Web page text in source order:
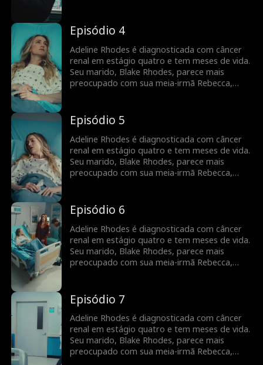
interesseira calculista, e ela acha que ele
nunca a amou. Tudo muda quando Blake
descobre que Adeline está morrendo, mas
pode ser tarde demais para ele dizer que
sempre foi ela quem ele amou.
Episódio 4
Adeline Rhodes é diagnosticada com câncer
renal em estágio quatro e tem meses de vida.
Seu marido, Blake Rhodes, parece mais
preocupado com sua meia-irmã Rebecca,
interesseira calculista, e ela acha que ele
nunca a amou. Tudo muda quando Blake
descobre que Adeline está morrendo, mas
pode ser tarde demais para ele dizer que
sempre foi ela quem ele amou.
Episódio 5
Adeline Rhodes é diagnosticada com câncer
renal em estágio quatro e tem meses de vida.
Seu marido, Blake Rhodes, parece mais
preocupado com sua meia-irmã Rebecca,
interesseira calculista, e ela acha que ele
nunca a amou. Tudo muda quando Blake
descobre que Adeline está morrendo, mas
pode ser tarde demais para ele dizer que
sempre foi ela quem ele amou.
Episódio 6
Adeline Rhodes é diagnosticada com câncer
renal em estágio quatro e tem meses de vida.
Seu marido, Blake Rhodes, parece mais
preocupado com sua meia-irmã Rebecca,
interesseira calculista, e ela acha que ele
nunca a amou. Tudo muda quando Blake
descobre que Adeline está morrendo, mas
pode ser tarde demais para ele dizer que
sempre foi ela quem ele amou.
Episódio 7
Adeline Rhodes é diagnosticada com câncer
renal em estágio quatro e tem meses de vida.
Seu marido, Blake Rhodes, parece mais
preocupado com sua meia-irmã Rebecca,